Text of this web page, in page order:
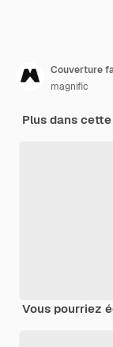
Couverture
magnific
Plus dans
Vous pourriez